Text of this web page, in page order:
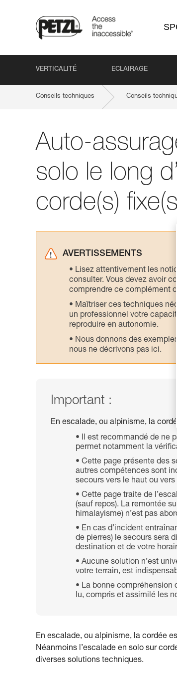
VERTICALITÉ ECLAIRAGE
Conseils techniques Conseils
Auto-
solo le long
corde(s)
AVERTISSEMENTS
Lisez attentivement les
consulter. Vous devez avoir
comprendre ce complément
Maîtriser ces techniques
un professionnel votre
reproduire en autonomie.
Nous donnons des
nous ne décrivons pas ici.
Important :
En escalade, ou alpinisme, la
Il est recommandé de ne
permet notamment la
Cette page présente des
autres compétences sont
secours vers le haut ou vers
Cette page traite de
(sauf repos). La remontée
himalayisme) n’est pas
En cas d’incident
de pierres) le secours sera
destination et de votre
Aucune solution n’est
votre terrain, est
La bonne compréhension
lu, compris et assimilé les
En escalade, ou alpinisme, la cordée
Néanmoins l’escalade en solo sur
diverses solutions techniques.